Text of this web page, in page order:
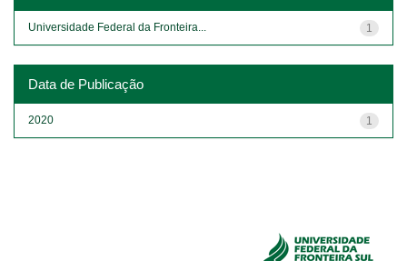
1
Universidade Federal da Fronteira...
Data de Publicação
1
2020